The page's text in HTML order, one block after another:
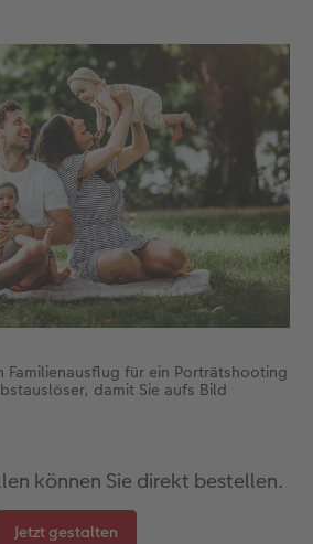
myPhotos
& Hilfe
myPhotos
mit Einsteckfoto
Grußkarte
myPhotos
Geschenkgutschein
myPhotos
Familienausflug für ein Porträtshooting
damit Sie aufs Bild
können Sie direkt bestellen.
Jetzt gestalten